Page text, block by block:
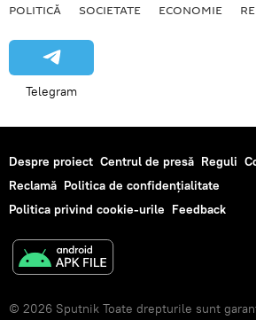
POLITICĂ SOCIETATE ECONOMIE
Telegram
Despre proiect Centrul de presă Reguli
Reclamă Politica de confidențialitate
Politica privind cookie-urile Feedback
© 2026 Sputnik Toate drepturile sunt